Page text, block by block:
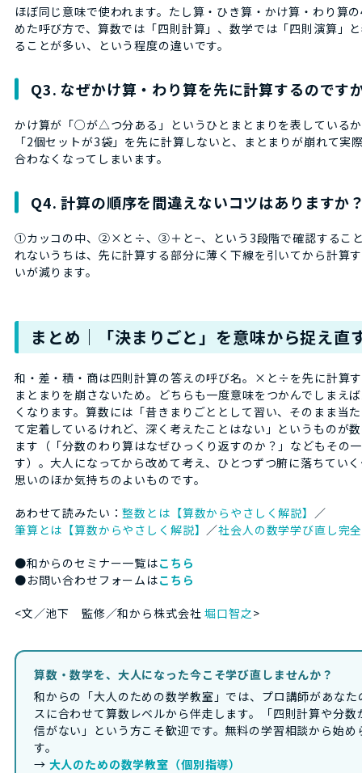
ほぼ同じ意味で使われます。たし算・ひき算・かけ算・わり算
めた呼び方で、算数では「四則計算」、数学では「四則演算」
ることが多い、という程度の違いです。
Q3. なぜかけ算・わり算を先に計算するのです
かけ算が「○が△つ分ある」というひとまとまりを表している
「2個セットが3袋」を先に計算しないと、まとまりが崩れて実
合わなくなってしまいます。
Q4. 計算の順序を間違えないコツはありますか
①カッコの中、②×と÷、③＋と−、という3段階で確認するこ
れないうちは、先に計算する部分に薄く下線を引いてから計算
いが減ります。
まとめ｜「決まりごと」を意味から捉え直
和・差・積・商は四則計算の答えの呼び名。×と÷を先に計算
まとまりを崩さないため。どちらも一度意味をつかんでしまえ
くなります。算数には「昔きまりごととして習い、そのまま当
て定着しているけれど、深く考えたことはない」というものが
ます（「分数のわり算はなぜひっくり返すのか？」などもその
す）。大人になってから改めて考え、ひとつずつ腑に落ちてい
思いのほか気持ちのよいものです。
あわせて読みたい：整数とは【算数からやさしく解説】 ／
筆算とは【算数からやさしく解説】 ／社会人の数学学び直し完
●和からのセミナー一覧はこちら
●お問い合わせフォームはこちら
<文／池下 監修／和から株式会社堀口智之>
算数・数学を、大人になった今こそ学び直しませんか？
和からの「大人のための数学教室」では、プロ講師があなた
スに合わせて算数レベルから伴走します。「四則計算や分数
信がない」という方こそ歓迎です。無料の学習相談から始め
す。
→ 大人のための数学教室（個別指導）